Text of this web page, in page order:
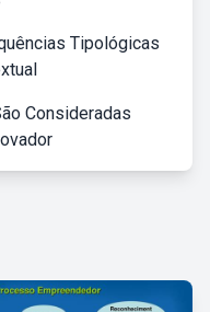
Tipológicas
Consideradas